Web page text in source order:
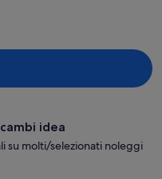
idea
su molti/selezionati noleggi